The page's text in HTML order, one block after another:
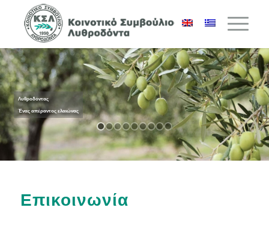
Λυθροδόντας
Ένας απέραντος ελαιώνας
Επικοινωνία